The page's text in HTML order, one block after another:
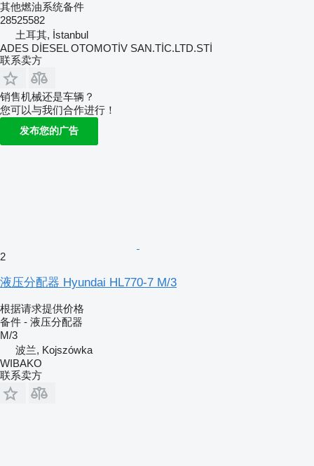
其他燃油系统备件
28525582
土耳其, İstanbul
ADES DİESEL OTOMOTİV SAN.TİC.LTD.STİ
联系卖方
销售机械还是车辆？
您可以与我们合作进行！
发布您的广告
2
液压分配器 Hyundai HL770-7 M/3
根据请求提供价格
备件 - 液压分配器
M/3
波兰, Kojszówka
WIBAKO
联系卖方